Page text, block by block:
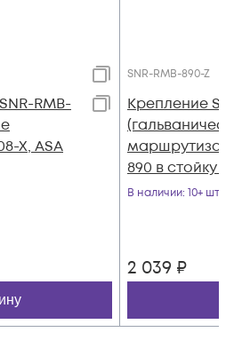
RMB-
X, ASA
SNR-RMB-890-Z
Крепление
890 в стойку
В наличии: 10+ шт
2 039 ₽